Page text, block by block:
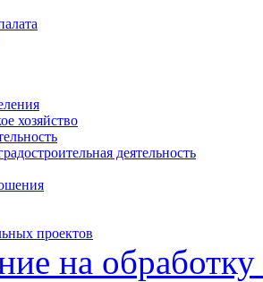
хозяйство
деятельность
проектов
на